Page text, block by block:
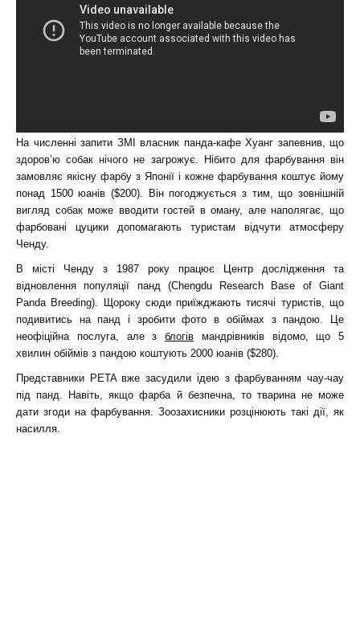
На численні запити ЗМІ власник панда-кафе Хуанг запевнив, що
здоров’ю собак нічого не загрожує. Нібито для фарбування він
замовляє якісну фарбу з Японії і кожне фарбування коштує йому
понад 1500 юанів ($200). Він погоджується з тим, що зовнішній
вигляд собак може вводити гостей в оману, але наполягає, що
фарбовані цуцики допомагають туристам відчути атмосферу
Ченду.
В місті Ченду з 1987 року працює Центр дослідження та
відновлення популяції панд (Chengdu Research Base of Giant
Panda Breeding). Щороку сюди приїжджають тисячі туристів, що
подивитись на панд і зробити фото в обіймах з пандою. Це
неофіційна послуга, але з блогів мандрівників відомо, що 5
хвилин обіймів з пандою коштують 2000 юанів ($280).
Представники PETA вже засудили ідею з фарбуванням чау-чау
під панд. Навіть, якщо фарба й безпечна, то тварина не може
дати згоди на фарбування. Зоозахисники розцінюють такі дії, як
насилля.